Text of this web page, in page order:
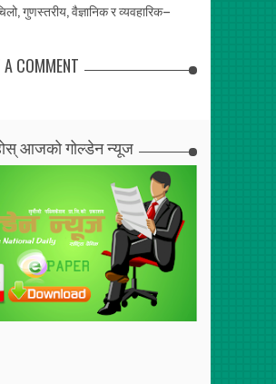
गुणस्तरीय, वैज्ञानिक र व्यवहारिक–
COMMENT
आजको गोल्डेन न्यूज